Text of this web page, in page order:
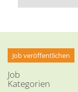
Job veröffentlichen
Job
Kategorien